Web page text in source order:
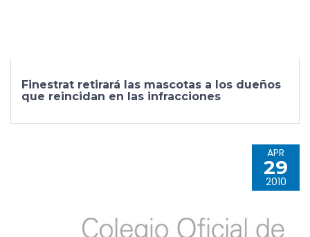
Finestrat retirará las mascotas a los dueños
que reincidan en las infracciones
APR
29
2010